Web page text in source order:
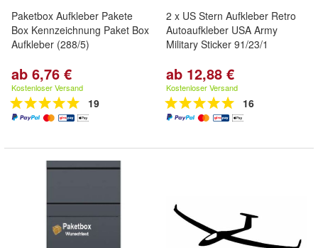
Paketbox Aufkleber Pakete
Box Kennzeichnung Paket Box
Aufkleber (288/5)
ab 6,76 €
Kostenloser Versand
19
2 x US Stern Aufkleber Retro
Autoaufkleber USA Army
Military Sticker 91/23/1
ab 12,88 €
Kostenloser Versand
16